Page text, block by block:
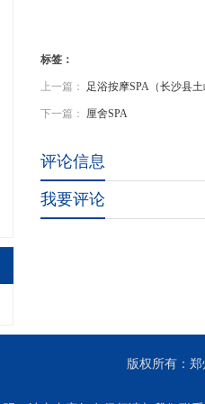
标签：
上一篇： 足浴按摩SPA（长沙县土
下一篇： 厘舍SPA
评论信息
我要评论
版权所有：